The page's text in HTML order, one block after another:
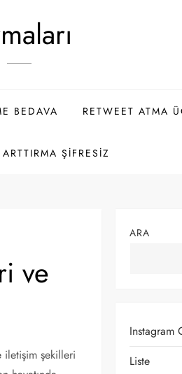
BEDAVA RETWEET ATMA
ŞIFRESIZ
ve
iletişim şekilleri
ARA
Instagram
Liste